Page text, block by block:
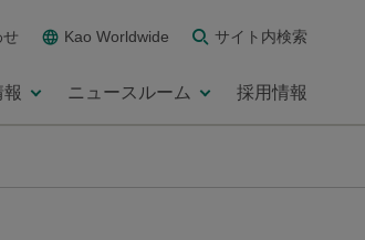
Kao Worldwide サイト内検索
ニュースルーム 採用情報